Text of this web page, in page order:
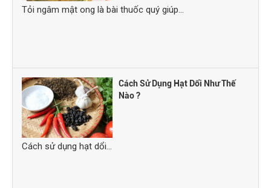
Tỏi ngâm mật ong là bài thuốc quý giúp...
Cách Sử Dụng Hạt Dổi Như Thế
Nào ?
Cách sử dụng hạt dổi...